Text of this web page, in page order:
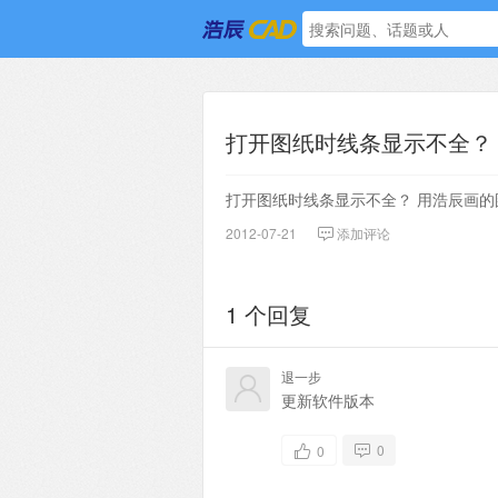
打开图纸时线条显示不全
打开图纸时线条显示不全？ 用浩辰画
2012-07-21 添加评论
1 个回复
退一步
更新软件版本
0 0